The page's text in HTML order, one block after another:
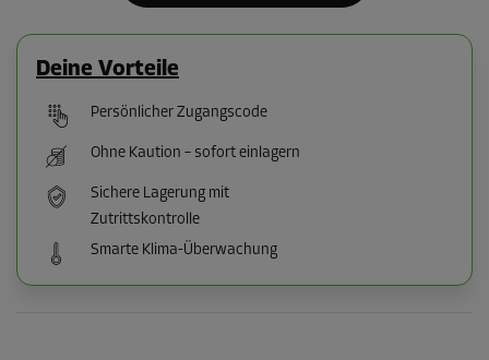
Deine Vorteile
Persönlicher Zugangscode
Ohne Kaution – sofort einlagern
Sichere Lagerung mit
Zutrittskontrolle
Smarte Klima-Überwachung